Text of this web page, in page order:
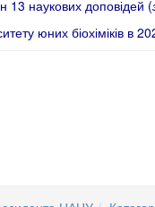
13 наукових доповідей (
юних біохіміків